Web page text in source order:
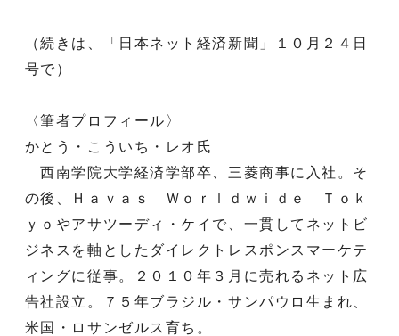
（続きは、「日本ネット経済新聞」１０月２４日
号で）
〈筆者プロフィール〉
かとう・こういち・レオ氏
西南学院大学経済学部卒、三菱商事に入社。そ
の後、Ｈａｖａｓ Ｗｏｒｌｄｗｉｄｅ Ｔｏｋ
ｙｏやアサツーディ・ケイで、一貫してネットビ
ジネスを軸としたダイレクトレスポンスマーケテ
ィングに従事。２０１０年３月に売れるネット広
告社設立。７５年ブラジル・サンパウロ生まれ、
米国・ロサンゼルス育ち。